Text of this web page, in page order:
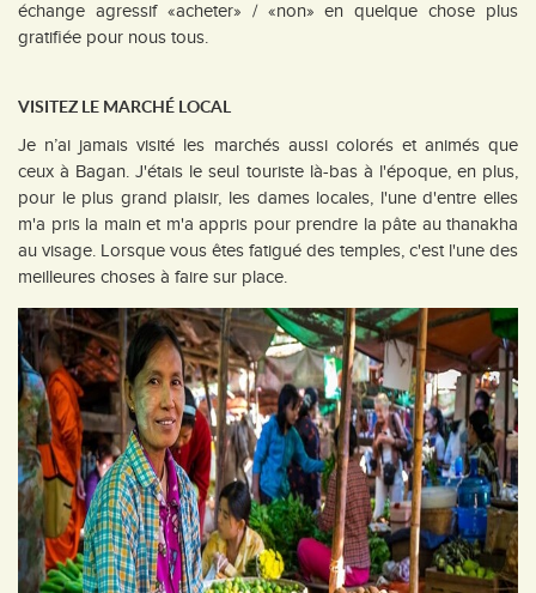
échange agressif «acheter» / «non» en quelque chose plus
gratifiée pour nous tous.
VISITEZ LE MARCHÉ LOCAL
Je n’ai jamais visité les marchés aussi colorés et animés que
ceux à Bagan. J'étais le seul touriste là-bas à l'époque, en plus,
pour le plus grand plaisir, les dames locales, l'une d'entre elles
m'a pris la main et m'a appris pour prendre la pâte au thanakha
au visage. Lorsque vous êtes fatigué des temples, c'est l'une des
meilleures choses à faire sur place.